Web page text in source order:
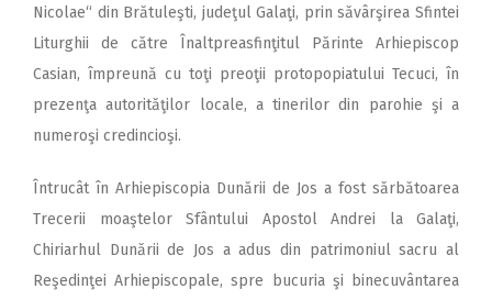
Nicolae“ din Brătuleşti, judeţul Galaţi, prin săvârşirea Sfintei
Liturghii de către Înaltpreasfinţitul Părinte Arhiepiscop
Casian, împreună cu toţi preoţii protopopiatului Tecuci, în
prezenţa autorităţilor locale, a tinerilor din parohie şi a
numeroşi credincioşi.
Întrucât în Arhiepiscopia Du­nării de Jos a fost sărbătoarea
Trecerii moaştelor Sfântului Apostol Andrei la Galaţi,
Chiriarhul Dunării de Jos a adus din patrimoniul sacru al
Reşedinţei Arhiepiscopale, spre bucuria şi binecuvântarea